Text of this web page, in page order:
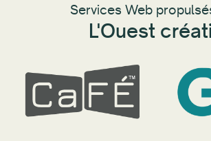
Services Web
L'Ouest